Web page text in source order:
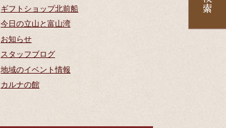
ギフトショップ北前船
今日の立山と富山湾
お知らせ
スタッフブログ
地域のイベント情報
カルナの館